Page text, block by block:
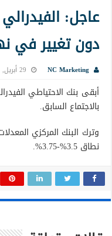
عاجل:
دون تغيير في
NC Marketing 29 أبريل, 2026 10:01 م
أبقى بنك الاحتياطي
بالاجتماع السابق.
وترك البنك المركزي
نطاق 3.5%-3.75%.